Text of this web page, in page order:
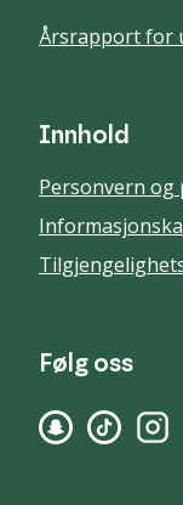
Årsrapport for
Innhold
Personvern
Følg oss